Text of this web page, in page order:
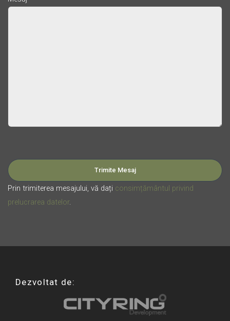
Prin trimiterea mesajului, vă dați consimțământul privind
prelucrarea datelor.
Dezvoltat de: